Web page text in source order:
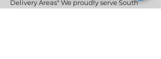
Delivery Areas" We proudly serve South